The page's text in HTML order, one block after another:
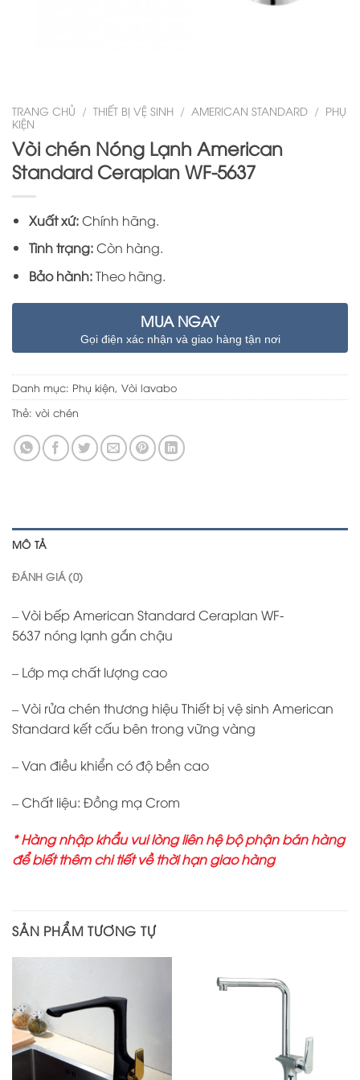
TRANG CHỦ / THIẾT BỊ VỆ SINH / AMERICAN STANDARD / PHỤ
KIỆN
Vòi chén Nóng Lạnh American
Standard Ceraplan WF-5637
Xuất xứ:Chính hãng.
Tình trạng:Còn hàng.
Bảo hành:Theo hãng.
MUA NGAY
Gọi điện xác nhận và giao hàng tận nơi
Danh mục: Phụ kiện, Vòi lavabo
Thẻ: vòi chén
MÔ TẢ
ĐÁNH GIÁ (0)
– Vòi bếp American Standard Ceraplan WF-
5637 nóng lạnh gắn chậu
– Lớp mạ chất lượng cao
– Vòi rửa chén thương hiệu Thiết bị vệ sinh American
Standard kết cấu bên trong vững vàng
– Van điều khiển có độ bền cao
– Chất liệu: Đồng mạ Crom
* Hàng nhập khẩu vui lòng liên hệ bộ phận bán hàng
để biết thêm chi tiết về thời hạn giao hàng
SẢN PHẨM TƯƠNG TỰ